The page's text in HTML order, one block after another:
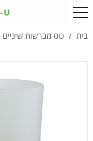
בית / כוס מברשות שיניים GOLD CLASS